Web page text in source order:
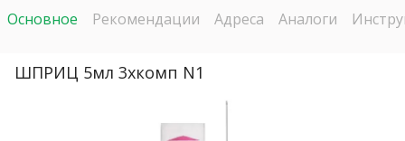
Основное Рекомендации Адреса Аналоги
ШПРИЦ 5мл 3хкомп N1